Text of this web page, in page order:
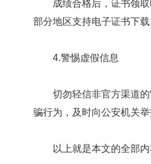
成绩合格后，证书领取
部分地区支持电子证书下
4.警惕虚假信息
切勿轻信非官方渠道的“
骗行为，及时向公安机关举
以上就是本文的全部内